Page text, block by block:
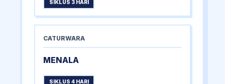
SIKLUS 3 HARI
CATURWARA
MENALA
SIKLUS 4 HARI